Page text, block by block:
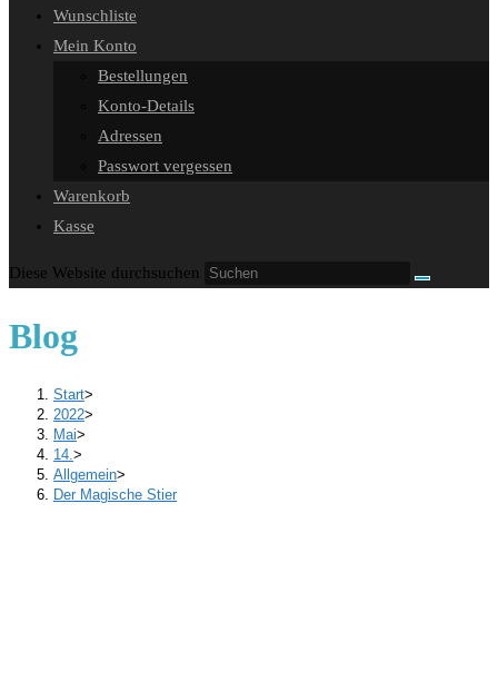
Wunschliste
Mein Konto
Bestellungen
Konto-Details
Adressen
Passwort vergessen
Warenkorb
Kasse
Diese Website durchsuchen
Blog
Start>
2022>
Mai>
14. >
Allgemein>
Der Magische Stier